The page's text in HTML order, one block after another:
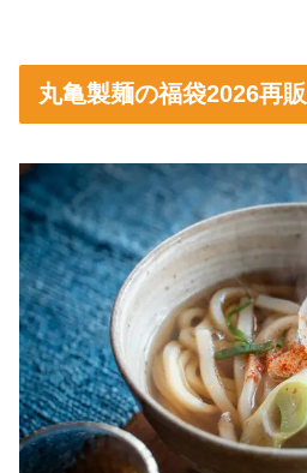
丸亀製麺の福袋2026再